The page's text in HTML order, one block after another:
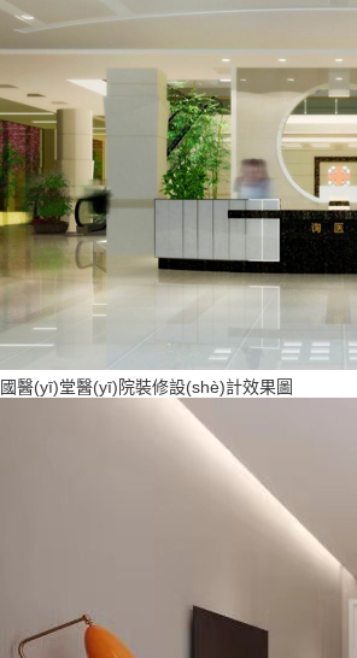
國醫(yī)堂醫(yī)院裝修設(shè)計效果圖